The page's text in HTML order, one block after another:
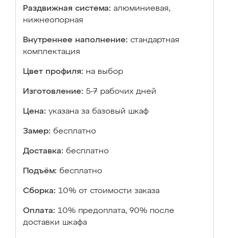
Раздвижная система: алюминиевая,
нижнеопорная
Внутреннее наполнение: стандартная
комплектация
Цвет профиля: на выбор
Изготовление: 5-7 рабочих дней
Цена: указана за базовый шкаф
Замер: бесплатно
Доставка: бесплатно
Подъём: бесплатно
Сборка: 10% от стоимости заказа
Оплата: 10% предоплата, 90% после
доставки шкафа